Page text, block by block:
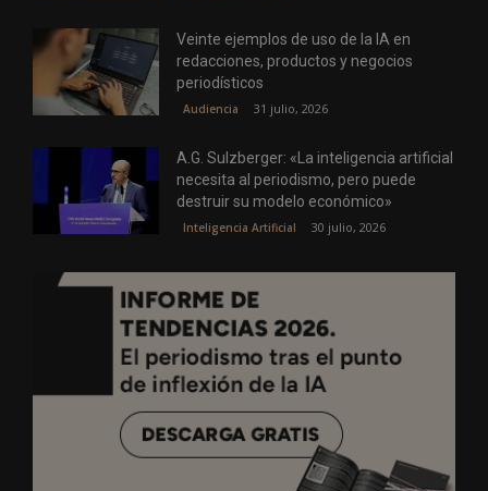
Veinte ejemplos de uso de la IA en
redacciones, productos y negocios
periodísticos
Audiencia 31 julio, 2026
A.G. Sulzberger: «La inteligencia artificial
necesita al periodismo, pero puede
destruir su modelo económico»
Inteligencia Artificial 30 julio, 2026